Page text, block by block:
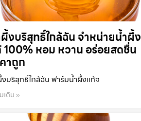
งบริสุทธิ์ใกล้ฉัน จำหน่ายน้ำผึ้ง
100% หอม หวาน อร่อยสดชื่น
าถูก
บริสุทธิ์ใกล้ฉัน ฟาร์มน้ำผึ้งแท้จ
เติม »